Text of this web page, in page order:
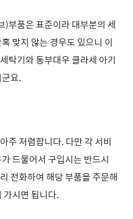
)부품은 표준이라 대부분의 세
맞지 않는 경우도 있으니 이
탁기와 동부대우 클라세 아기
요.
주 저렴합니다. 다만각 서비
드물어서 구입시는 반드시
전화하여 해당 부품을 주문해
가시면 됩니다.